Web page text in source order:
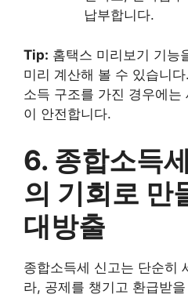
납부합니다.
Tip: 홈택스 미리보기 기능
미리 계산해 볼 수 있습니
소득 구조를 가진 경우에는
이 안전합니다.
6. 종합소득
의 기회로 만
대방출
종합소득세 신고는 단순히
라, 공제를 챙기고 환급받